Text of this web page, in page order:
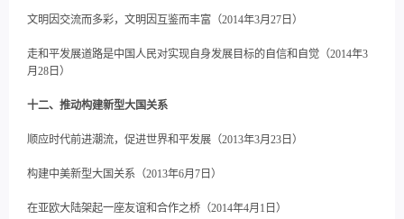
文明因交流而多彩，文明因互鉴而丰富（2014年3月27日）
走和平发展道路是中国人民对实现自身发展目标的自信和自觉（2014年3
月28日）
十二、推动构建新型大国关系
顺应时代前进潮流，促进世界和平发展（2013年3月23日）
构建中美新型大国关系（2013年6月7日）
在亚欧大陆架起一座友谊和合作之桥（2014年4月1日）